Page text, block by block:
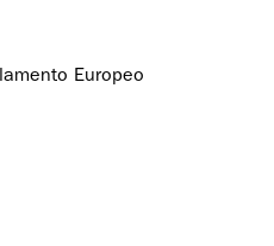
Europeo